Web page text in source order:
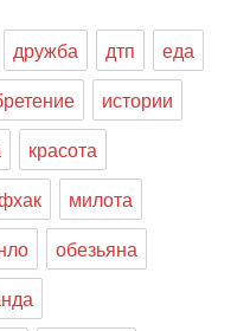
дружба дтп
еда
истории
красота
милота
обезьяна